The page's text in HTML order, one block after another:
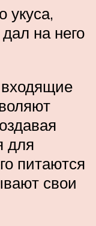
укуса,
на него
для
питаются
свои